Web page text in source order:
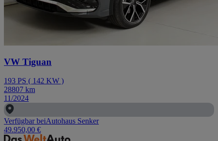
VW Tiguan
193 PS ( 142 KW )
28807 km
11/2024
Verfügbar beiAutohaus Senker
49.950,00 €